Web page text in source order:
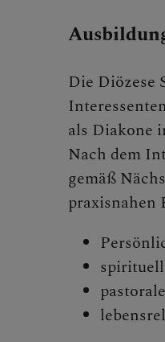
Die Diözese
als Diakone
Nach dem
gemäß
praxisnahen